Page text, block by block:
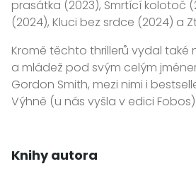
prasátka (2023), Smrtící kolotoč
(2024), Kluci bez srdce (2024) a
Kromě těchto thrillerů vydal také
a mládež pod svým celým
Gordon Smith, mezi nimi i
Výhně (u nás vyšla v edici Fobos).
Knihy autora